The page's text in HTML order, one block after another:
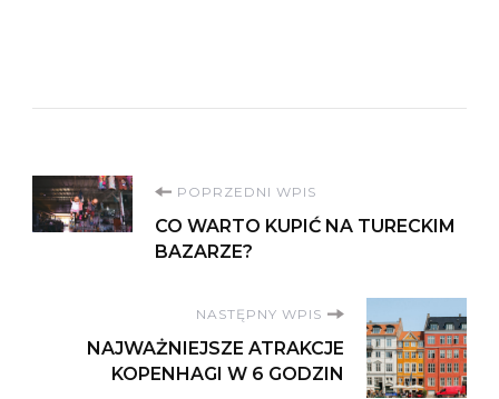
Nawigacja
wpisu
POPRZEDNI WPIS
CO WARTO KUPIĆ NA TURECKIM
BAZARZE?
NASTĘPNY WPIS
NAJWAŻNIEJSZE ATRAKCJE
KOPENHAGI W 6 GODZIN